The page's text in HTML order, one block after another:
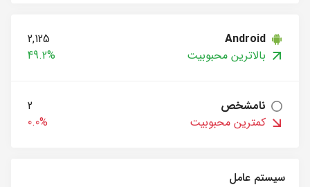
Android
2,125
بالاترین محبوبیت
49.2%
نامشخص
2
کمترین محبوبیت
0.0%
سیستم عامل